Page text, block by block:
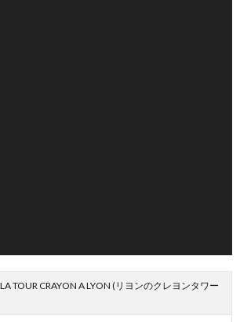
TOUR CRAYON A LYON (リヨンのクレヨンタワー